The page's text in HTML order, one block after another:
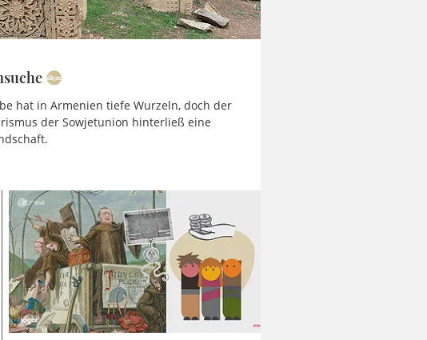
hat in Armenien tiefe Wurzeln, doch der
der Sowjetunion hinterließ eine